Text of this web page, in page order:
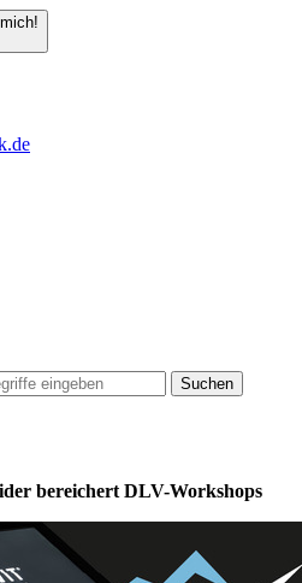
Suchen
bereichert DLV-Workshops